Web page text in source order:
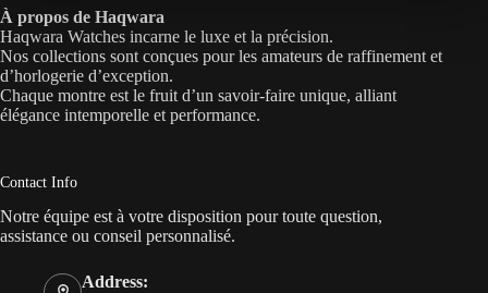
À propos de Haqwara
Haqwara Watches incarne le luxe et la précision.
Nos collections sont conçues pour les amateurs de raffinement et
d’horlogerie d’exception.
Chaque montre est le fruit d’un savoir-faire unique, alliant
élégance intemporelle et performance.
Contact Info
Notre équipe est à votre disposition pour toute question,
assistance ou conseil personnalisé.
Address: